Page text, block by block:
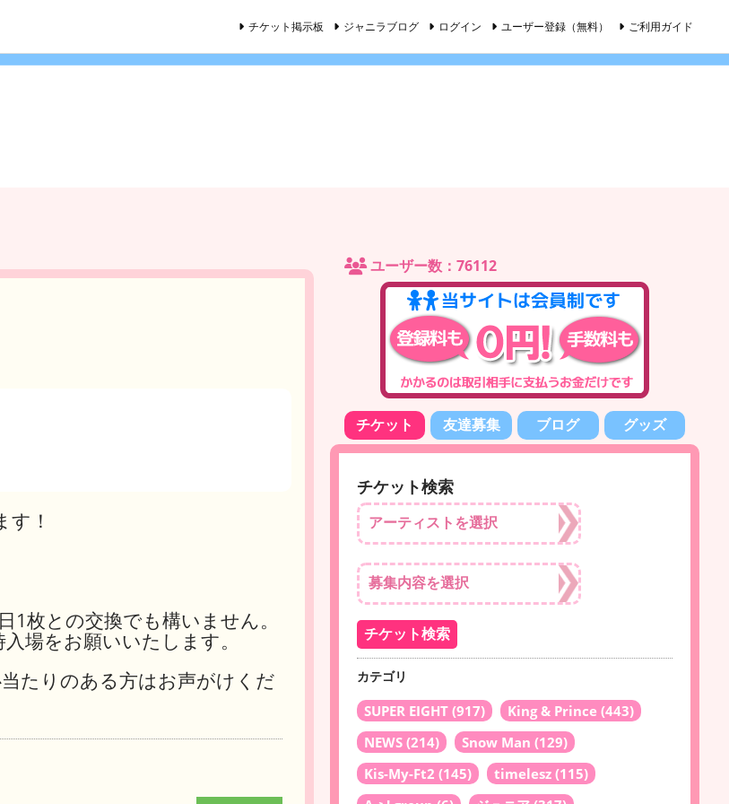
チケット掲示板 ジャニラブログ ログイン ユーザー登録（無料） ご利用ガイド
！
枚との交換でも構いません。
場をお願いいたします。
たりのある方はお声がけくだ
ユーザー数：76112
チケット 友達募集 ブログ グッズ
チケット検索
カテゴリ
SUPER EIGHT (917) King & Prince (443)
NEWS (214) Snow Man (129)
Kis-My-Ft2 (145) timelesz (115)